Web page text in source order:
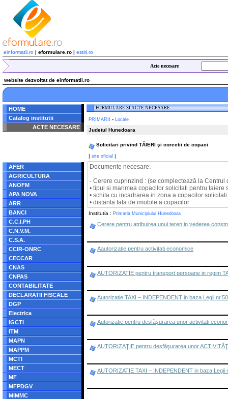
einformatii.ro | eformulare.ro | estiri.ro
Acte necesare
website dezvoltat de einformatii.ro
HOME
Catalog institutii
ACTE NECESARE
/home/eformulare.ro/public_html/navigare/stanga.php
AFER
AGRICULTURA
ANOFM
APA NOVA
ARR
BANCI
C.C.I.PH
C.N.V.M.
C.S.A.
CCIR-ONRC
CECCAR
CNAS
CNPAS
CONTABILITATE
DECLARATII FISCALE
DGP
Electrica
IGCTI
ITM
MAPN
MAPPM
MCTI
MECT
MF
MFPDGV
MIMMC
FORMULARE SI ACTE NECESARE
PRIMARII - Locale
Judetul Hunedoara
Solicitari privind TĂIERI şi corectii de copaci
| site oficial |
Documente necesare:
- Cerere cuprinzind : (se complectează la Centrul
• tipul si marimea copacilor solicitati pentru taiere
• schita cu incadrarea in zona a copacilor
• distanta fata de imobile a copacilor
Institutia : Primaria Municipiului Hunedoara
Cerere pentru atribuirea unui teren in vederea
Aautorizatie pentru activitati economice
AUTORIZATIE pentru transport persoane in regim
Autorizatie TAXI – INDEPENDENT in baza Legii
Autorizatie pentru desfăşurarea unor activitati
AUTORIZAŢIE pentru desfăşurarea unor
AUTORIZATIE TAXI – INDEPENDENT in baza Legii